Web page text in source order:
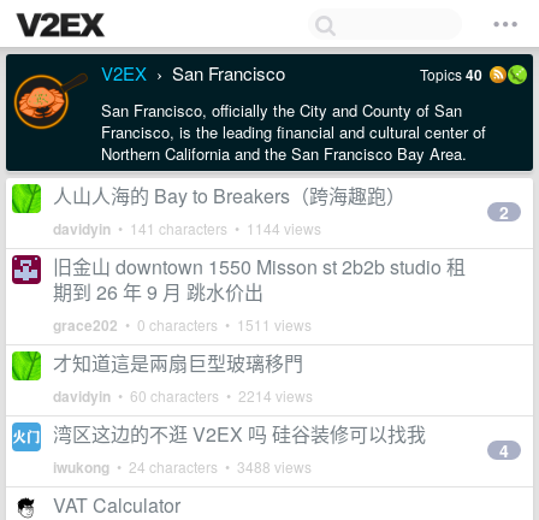
V2EX › San Francisco Topics40
San Francisco, officially the City and County of San
Francisco, is the leading financial and cultural center of
Northern California and the San Francisco Bay Area.
人山人海的 Bay to Breakers（跨海趣跑）
davidyin • 141 characters • 1144 views
2
旧金山 downtown 1550 Misson st 2b2b studio 租
期到 26 年 9 月 跳水价出
grace202 • 0 characters • 1511 views
才知道這是兩扇巨型玻璃移門
davidyin • 60 characters • 2214 views
湾区这边的不逛 V2EX 吗 硅谷装修可以找我
iwukong • 24 characters • 3488 views
4
VAT Calculator